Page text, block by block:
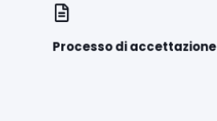
Processo di accettazione